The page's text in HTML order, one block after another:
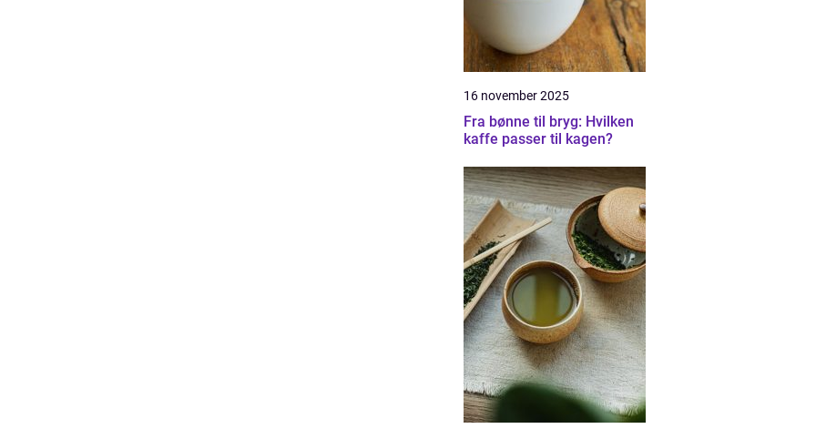
16 november 2025
Fra bønne til bryg: Hvilken
kaffe passer til kagen?